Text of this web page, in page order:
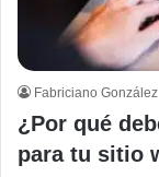
Fabriciano González
¿Por qué
para tu sitio